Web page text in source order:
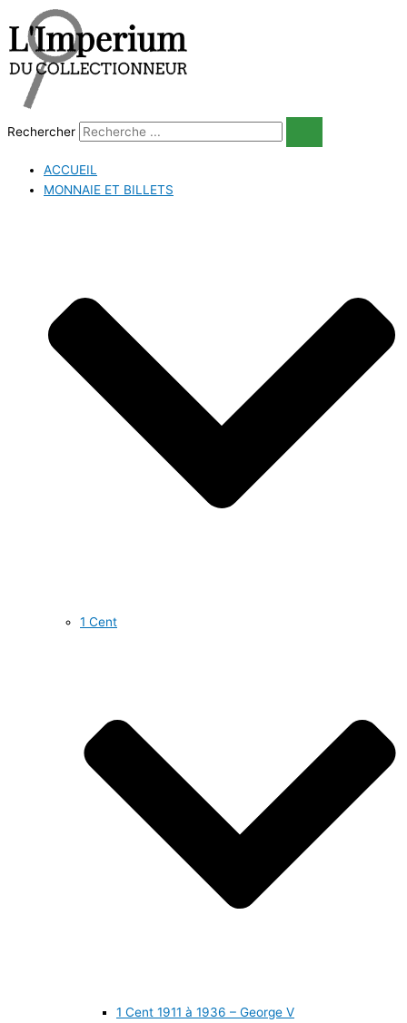
au
contenu
Rechercher
ACCUEIL
MONNAIE ET BILLETS
1 Cent
1 Cent 1911 à 1936 – George V